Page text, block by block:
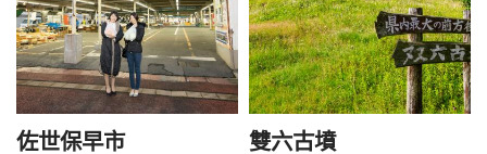
佐世保早市 雙六古墳